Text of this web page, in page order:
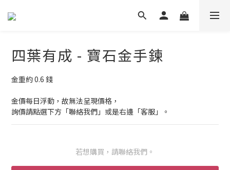
四葉有成 - 寶石金手鍊
金重約 0.6 錢
金價每日浮動，故無法呈現價格，
詢價請點選下方「聯絡我們」或是右邊「客服」。
若想購買，請聯絡我們。